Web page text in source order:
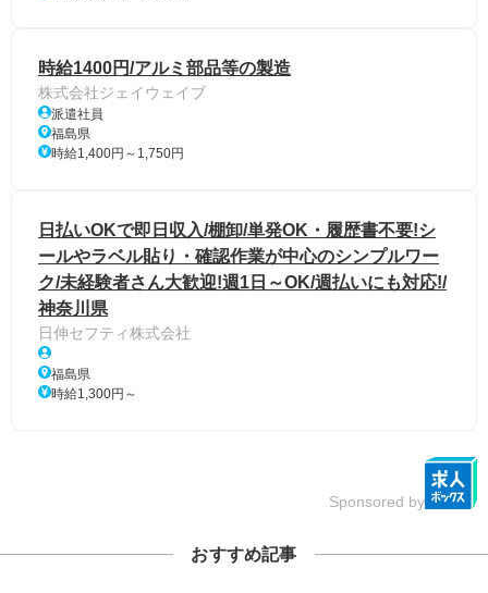
時給1400円/アルミ部品等の製造
株式会社ジェイウェイブ
派遣社員
福島県
時給1,400円～1,750円
日払いOKで即日収入/棚卸/単発OK・履歴書不要!シ
ールやラベル貼り・確認作業が中心のシンプルワー
ク/未経験者さん大歓迎!週1日～OK/週払いにも対応!/
神奈川県
日伸セフティ株式会社
福島県
時給1,300円～
Sponsored by
おすすめ記事